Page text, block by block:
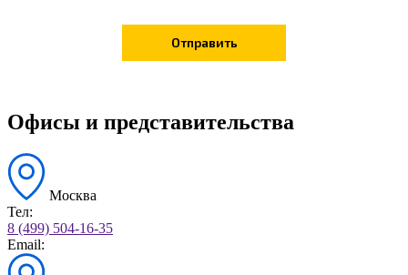
Офисы и представительства
Москва
Тел:
8 (499) 504-16-35
Email: